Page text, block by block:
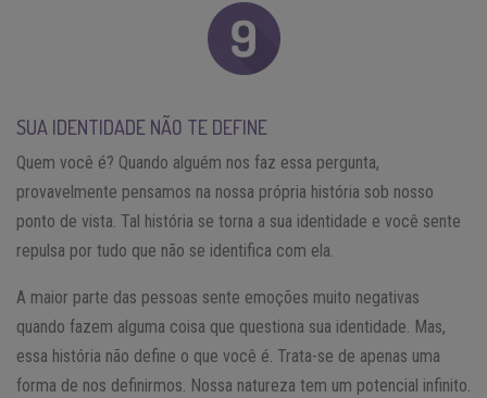
SUA IDENTIDADE NÃO TE DEFINE
Quem você é? Quando alguém nos faz essa pergunta,
provavelmente pensamos na nossa própria história sob nosso
ponto de vista. Tal história se torna a sua identidade e você sente
repulsa por tudo que não se identifica com ela.
A maior parte das pessoas sente emoções muito negativas
quando fazem alguma coisa que questiona sua identidade. Mas,
essa história não define o que você é. Trata-se de apenas uma
forma de nos definirmos. Nossa natureza tem um potencial infinito.